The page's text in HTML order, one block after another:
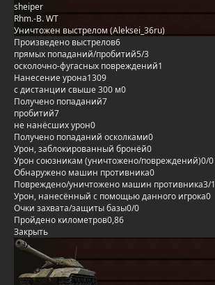
sheiper
Rhm.-B. WT
Уничтожен выстрелом (Aleksei_36ru)
Произведено выстрелов6
прямых попаданий/пробитий5/3
осколочно-фугасных повреждений1
Нанесение урона1309
с дистанции свыше 300 м0
Получено попаданий7
пробитий7
не нанёсших урон0
Получено попаданий осколками0
Урон, заблокированный бронёй0
Урон союзникам (уничтожено/повреждений)0/0
Обнаружено машин противника0
Повреждено/уничтожено машин противника3/1
Урон, нанесённый с помощью данного игрока0
Очки захвата/защиты базы0/0
Пройдено километров0,86
Закрыть